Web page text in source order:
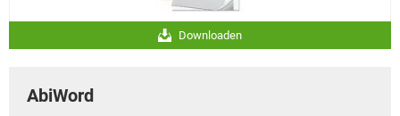
Downloaden
AbiWord